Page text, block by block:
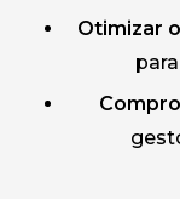
Otimizar